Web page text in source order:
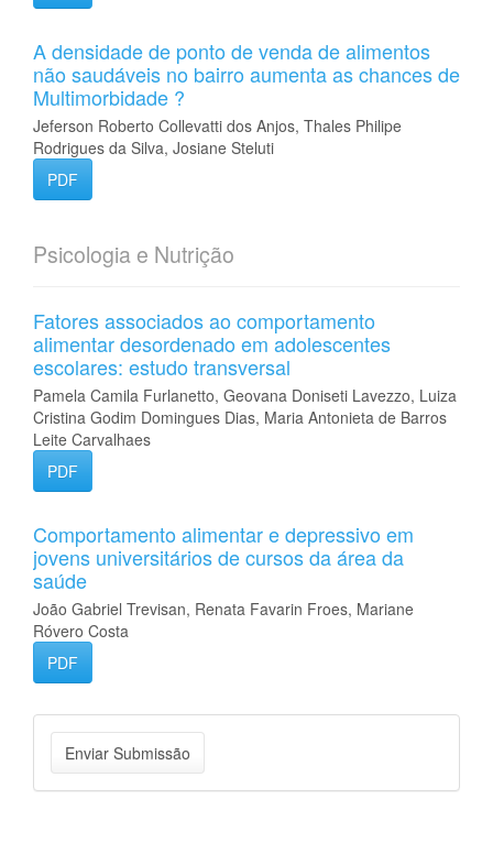
A densidade de ponto de venda de alimentos
não saudáveis no bairro aumenta as chances de
Multimorbidade ?
Jeferson Roberto Collevatti dos Anjos, Thales Philipe
Rodrigues da Silva, Josiane Steluti
PDF
Psicologia e Nutrição
Fatores associados ao comportamento
alimentar desordenado em adolescentes
escolares: estudo transversal
Pamela Camila Furlanetto, Geovana Doniseti Lavezzo, Luiza
Cristina Godim Domingues Dias, Maria Antonieta de Barros
Leite Carvalhaes
PDF
Comportamento alimentar e depressivo em
jovens universitários de cursos da área da
saúde
João Gabriel Trevisan, Renata Favarin Froes, Mariane
Róvero Costa
PDF
Enviar
Submissão
Enviar Submissão